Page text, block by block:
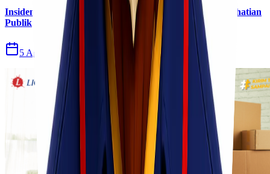
Insiden Kebakaran KM Mutiara Sentosa II Menjadi Perhatian
Publik
5 Agu 2026